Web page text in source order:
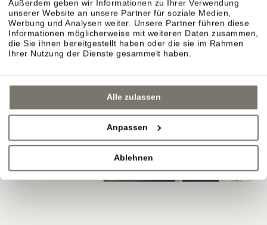
Außerdem geben wir Informationen zu Ihrer Verwendung
unserer Website an unsere Partner für soziale Medien,
Werbung und Analysen weiter. Unsere Partner führen diese
Informationen möglicherweise mit weiteren Daten zusammen,
die Sie ihnen bereitgestellt haben oder die sie im Rahmen
Ihrer Nutzung der Dienste gesammelt haben.
Alle zulassen
Anpassen
Ablehnen